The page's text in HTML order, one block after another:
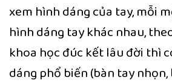
xem hình dáng của tay, mỗi
hình dáng tay khác nhau,
khoa học đúc kết lâu đời thì
dáng phổ biến (bàn tay